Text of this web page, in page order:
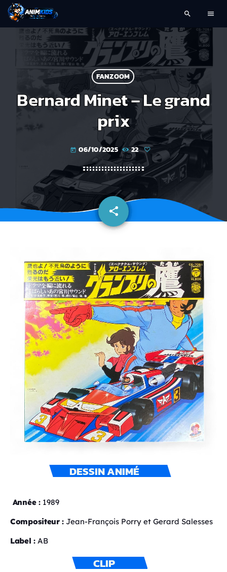
search menu
FANZOOM
Bernard Minet – Le grand
prix
today 06/10/2025 22
share
email
DESSIN ANIMÉ
Année :1989
Compositeur : Jean-François Porry et Gerard Salesses
Label :AB
CLIP